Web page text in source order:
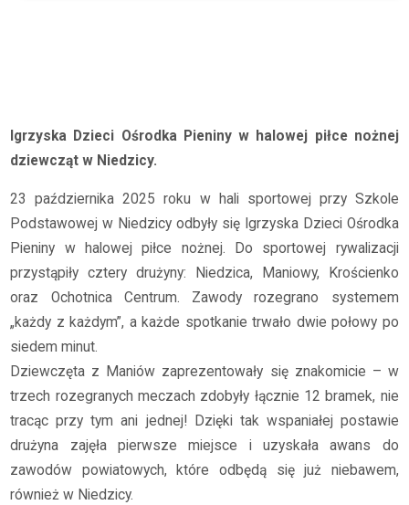
Igrzyska Dzieci Ośrodka Pieniny w halowej piłce nożnej
dziewcząt w Niedzicy.
23 października 2025 roku w hali sportowej przy Szkole
Podstawowej w Niedzicy odbyły się Igrzyska Dzieci Ośrodka
Pieniny w halowej piłce nożnej. Do sportowej rywalizacji
przystąpiły cztery drużyny: Niedzica, Maniowy, Krościenko
oraz Ochotnica Centrum. Zawody rozegrano systemem
„każdy z każdym”, a każde spotkanie trwało dwie połowy po
siedem minut.
Dziewczęta z Maniów zaprezentowały się znakomicie – w
trzech rozegranych meczach zdobyły łącznie 12 bramek, nie
tracąc przy tym ani jednej! Dzięki tak wspaniałej postawie
drużyna zajęła pierwsze miejsce i uzyskała awans do
zawodów powiatowych, które odbędą się już niebawem,
również w Niedzicy.